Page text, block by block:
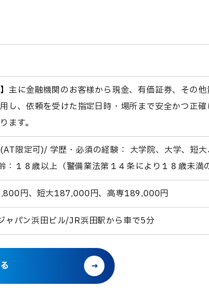
主に金融機関のお客様から現金、有価証券、その
し、依頼を受けた指定日時・場所まで安全かつ正
ます。
限定可)/ 学歴・必須の経験： 大学院、大学、短
：１８歳以上（警備業法第１４条により１８歳未
円、短大187,000円、高専189,000円
ャパン浜田ビル/JR浜田駅から車で5分